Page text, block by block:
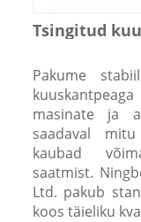
Tsingitud
Pakume
masinate ja
saadaval
kaubad
saatmist.
Ltd. pakub
koos täieliku